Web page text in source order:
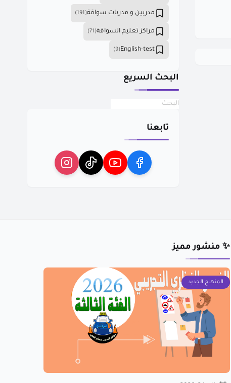
مدربين و مدربات سواقة(191)
مراكز تعليم السواقة(71)
English-test
(9)
البحث السريع
تابعنا
✨ منشور مميز
المنهاج الجديد